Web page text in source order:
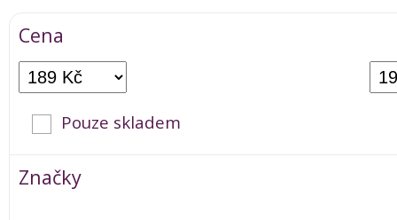
Cena
Pouze skladem
Značky